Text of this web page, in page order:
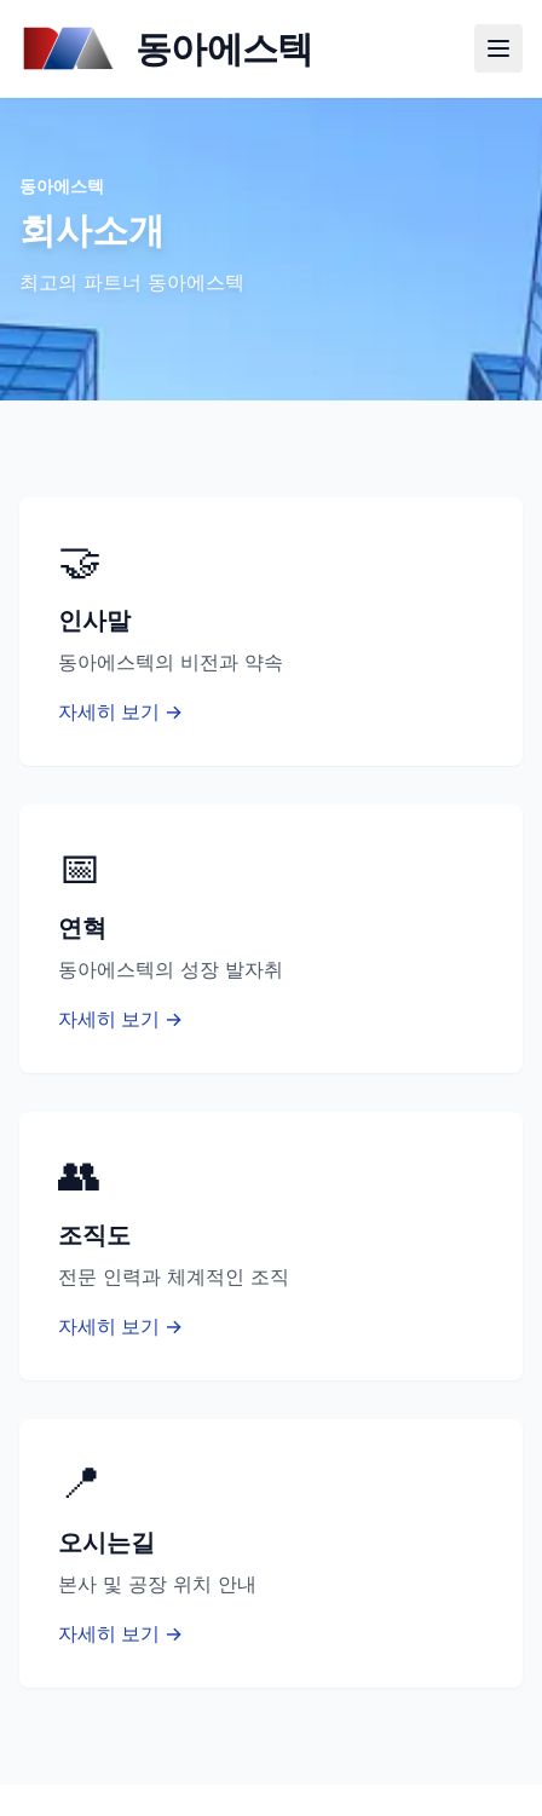
동아에스텍
동아에스텍
회사소개
최고의 파트너 동아에스텍
🤝
인사말
동아에스텍의 비전과 약속
자세히 보기 →
📅
연혁
동아에스텍의 성장 발자취
자세히 보기 →
👥
조직도
전문 인력과 체계적인 조직
자세히 보기 →
📍
오시는길
본사 및 공장 위치 안내
자세히 보기 →